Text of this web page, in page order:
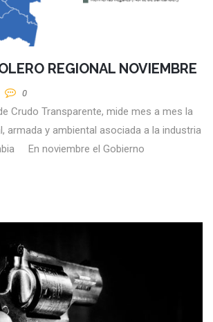
REGIONAL NOVIEMBRE
0
Crudo Transparente, mide mes a mes la
armada y ambiental asociada a la industria
En noviembre el Gobierno